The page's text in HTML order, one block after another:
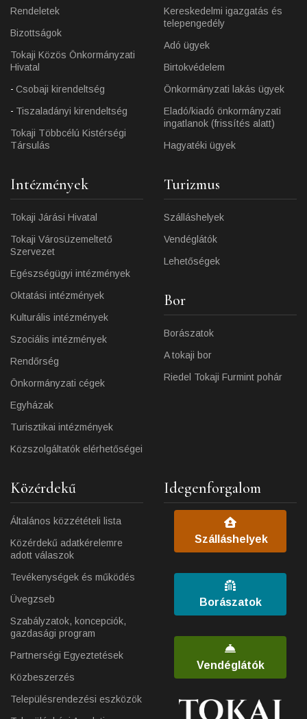
Rendeletek
Bizottságok
Tokaji Közös Önkormányzati
Hivatal
Csobaji kirendeltség
Tiszaladányi kirendeltség
Tokaji Többcélú Kistérségi
Társulás
Kereskedelmi igazgatás és
telepengedély
Adó ügyek
Birtokvédelem
Önkormányzati lakás ügyek
Eladó/kiadó önkormányzati
ingatlanok (frissítés alatt)
Hagyatéki ügyek
Intézmények
Tokaji Járási Hivatal
Tokaji Városüzemeltető
Szervezet
Egészségügyi intézmények
Oktatási intézmények
Kulturális intézmények
Szociális intézmények
Rendőrség
Önkormányzati cégek
Egyházak
Turisztikai intézmények
Közszolgáltatók elérhetőségei
Turizmus
Szálláshelyek
Vendéglátók
Lehetőségek
Bor
Borászatok
A tokaji bor
Riedel Tokaji Furmint pohár
Közérdekű
Általános közzétételi lista
Közérdekű adatkérelemre
adott válaszok
Tevékenységek és működés
Üvegzseb
Szabályzatok, koncepciók,
gazdasági program
Partnerségi Egyeztetések
Közbeszerzés
Településrendezési eszközök
Idegenforgalom
Szálláshelyek
Borászatok
Vendéglátók